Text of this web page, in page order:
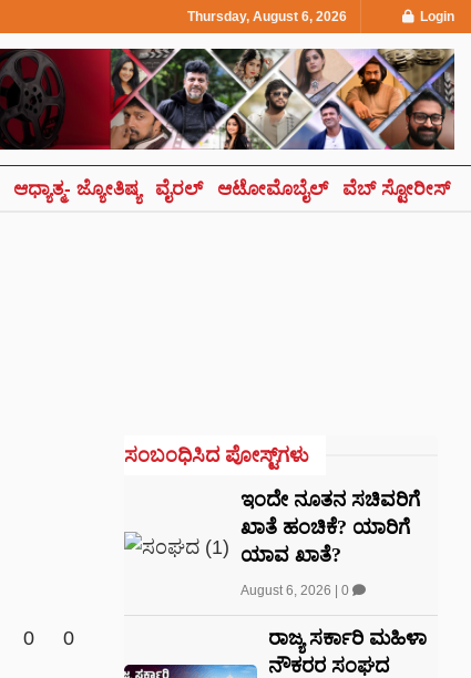
Thursday, August 6, 2026 Login
ಆಧ್ಯಾತ್ಮ- ಜ್ಯೋತಿಷ್ಯ ವೈರಲ್ ಆಟೋಮೊಬೈಲ್ ವೆಬ್ ಸ್ಟೋರೀಸ್
0 0
ಸಂಬಂಧಿಸಿದ ಪೋಸ್ಟ್‌ಗಳು
ಇಂದೇ ನೂತನ ಸಚಿವರಿಗೆ
ಖಾತೆ ಹಂಚಿಕೆ? ಯಾರಿಗೆ
ಯಾವ ಖಾತೆ?
August 6, 2026 0
ರಾಜ್ಯ ಸರ್ಕಾರಿ ಮಹಿಳಾ
ನೌಕರರ ಸಂಘದ